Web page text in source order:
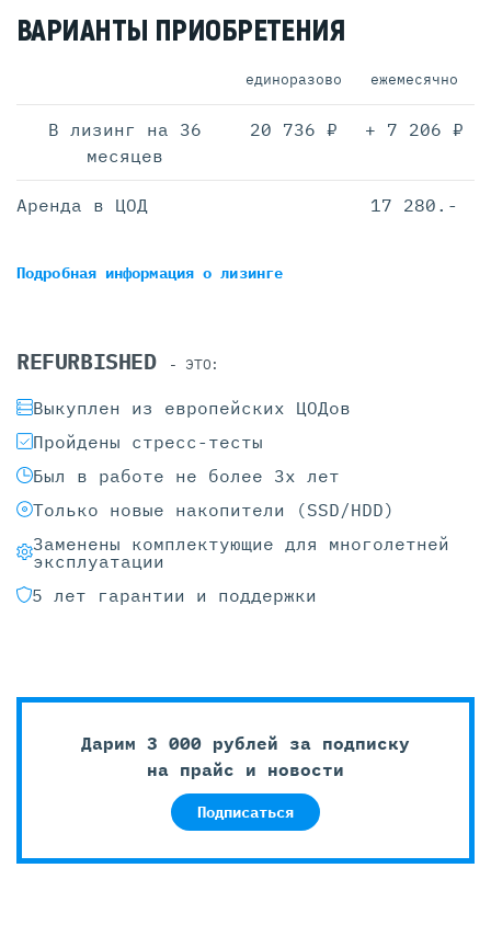
ВАРИАНТЫ ПРИОБРЕТЕНИЯ
единоразово ежемесячно
В лизинг на 36
месяцев
20 736 ₽ + 7 206 ₽
Аренда в ЦОД 17 280.-
Подробная информацияо лизинге
REFURBISHED - ЭТО:
Выкуплен из европейских ЦОДов
Пройдены стресс-тесты
Был в работе не более 3х лет
Только новые накопители (SSD/HDD)
Заменены комплектующие для многолетней
эксплуатации
5 лет гарантии и поддержки
Дарим 3 000 рублей за подписку
на прайс и новости
Подписаться